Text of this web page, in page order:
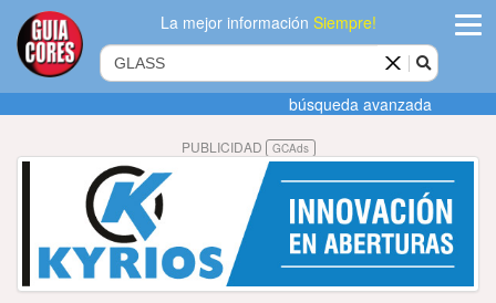
La mejor informaciónSiempre!
Agregar
empresa
Actualizar
datos
Publicidad
búsqueda avanzada
PUBLICIDAD GCAds